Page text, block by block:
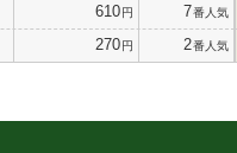
610円 7番人気
270円 2番人気